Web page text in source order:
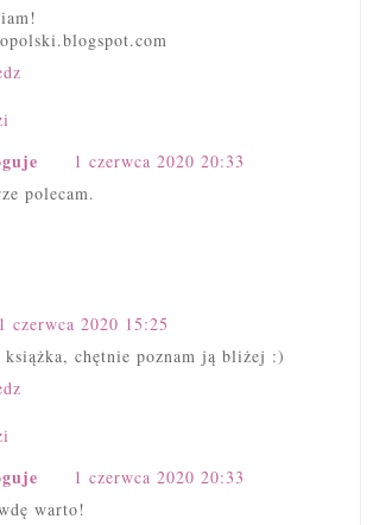
1 czerwca 2020 20:33
polecam.
1 czerwca 2020 15:25
książka, chętnie poznam ją bliżej :)
1 czerwca 2020 20:33
warto!